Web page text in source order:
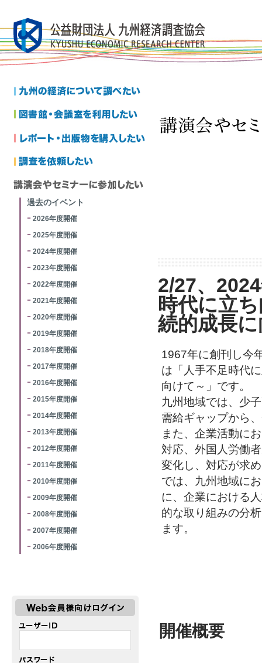
2/27、
時代に立
続的成長
1967年に創刊し今
は「人手不足時代
向けて～」です。
九州地域では、少
需給ギャップから
また、企業活動に
対応、外国人労働
変化し、対応が求
では、九州地域に
に、企業における
的な取り組みの分
ます。
開催概要
過去のイベント
2026年度開催
2025年度開催
2024年度開催
2023年度開催
2022年度開催
2021年度開催
2020年度開催
2019年度開催
2018年度開催
2017年度開催
2016年度開催
2015年度開催
2014年度開催
2013年度開催
2012年度開催
2011年度開催
2010年度開催
2009年度開催
2008年度開催
2007年度開催
2006年度開催